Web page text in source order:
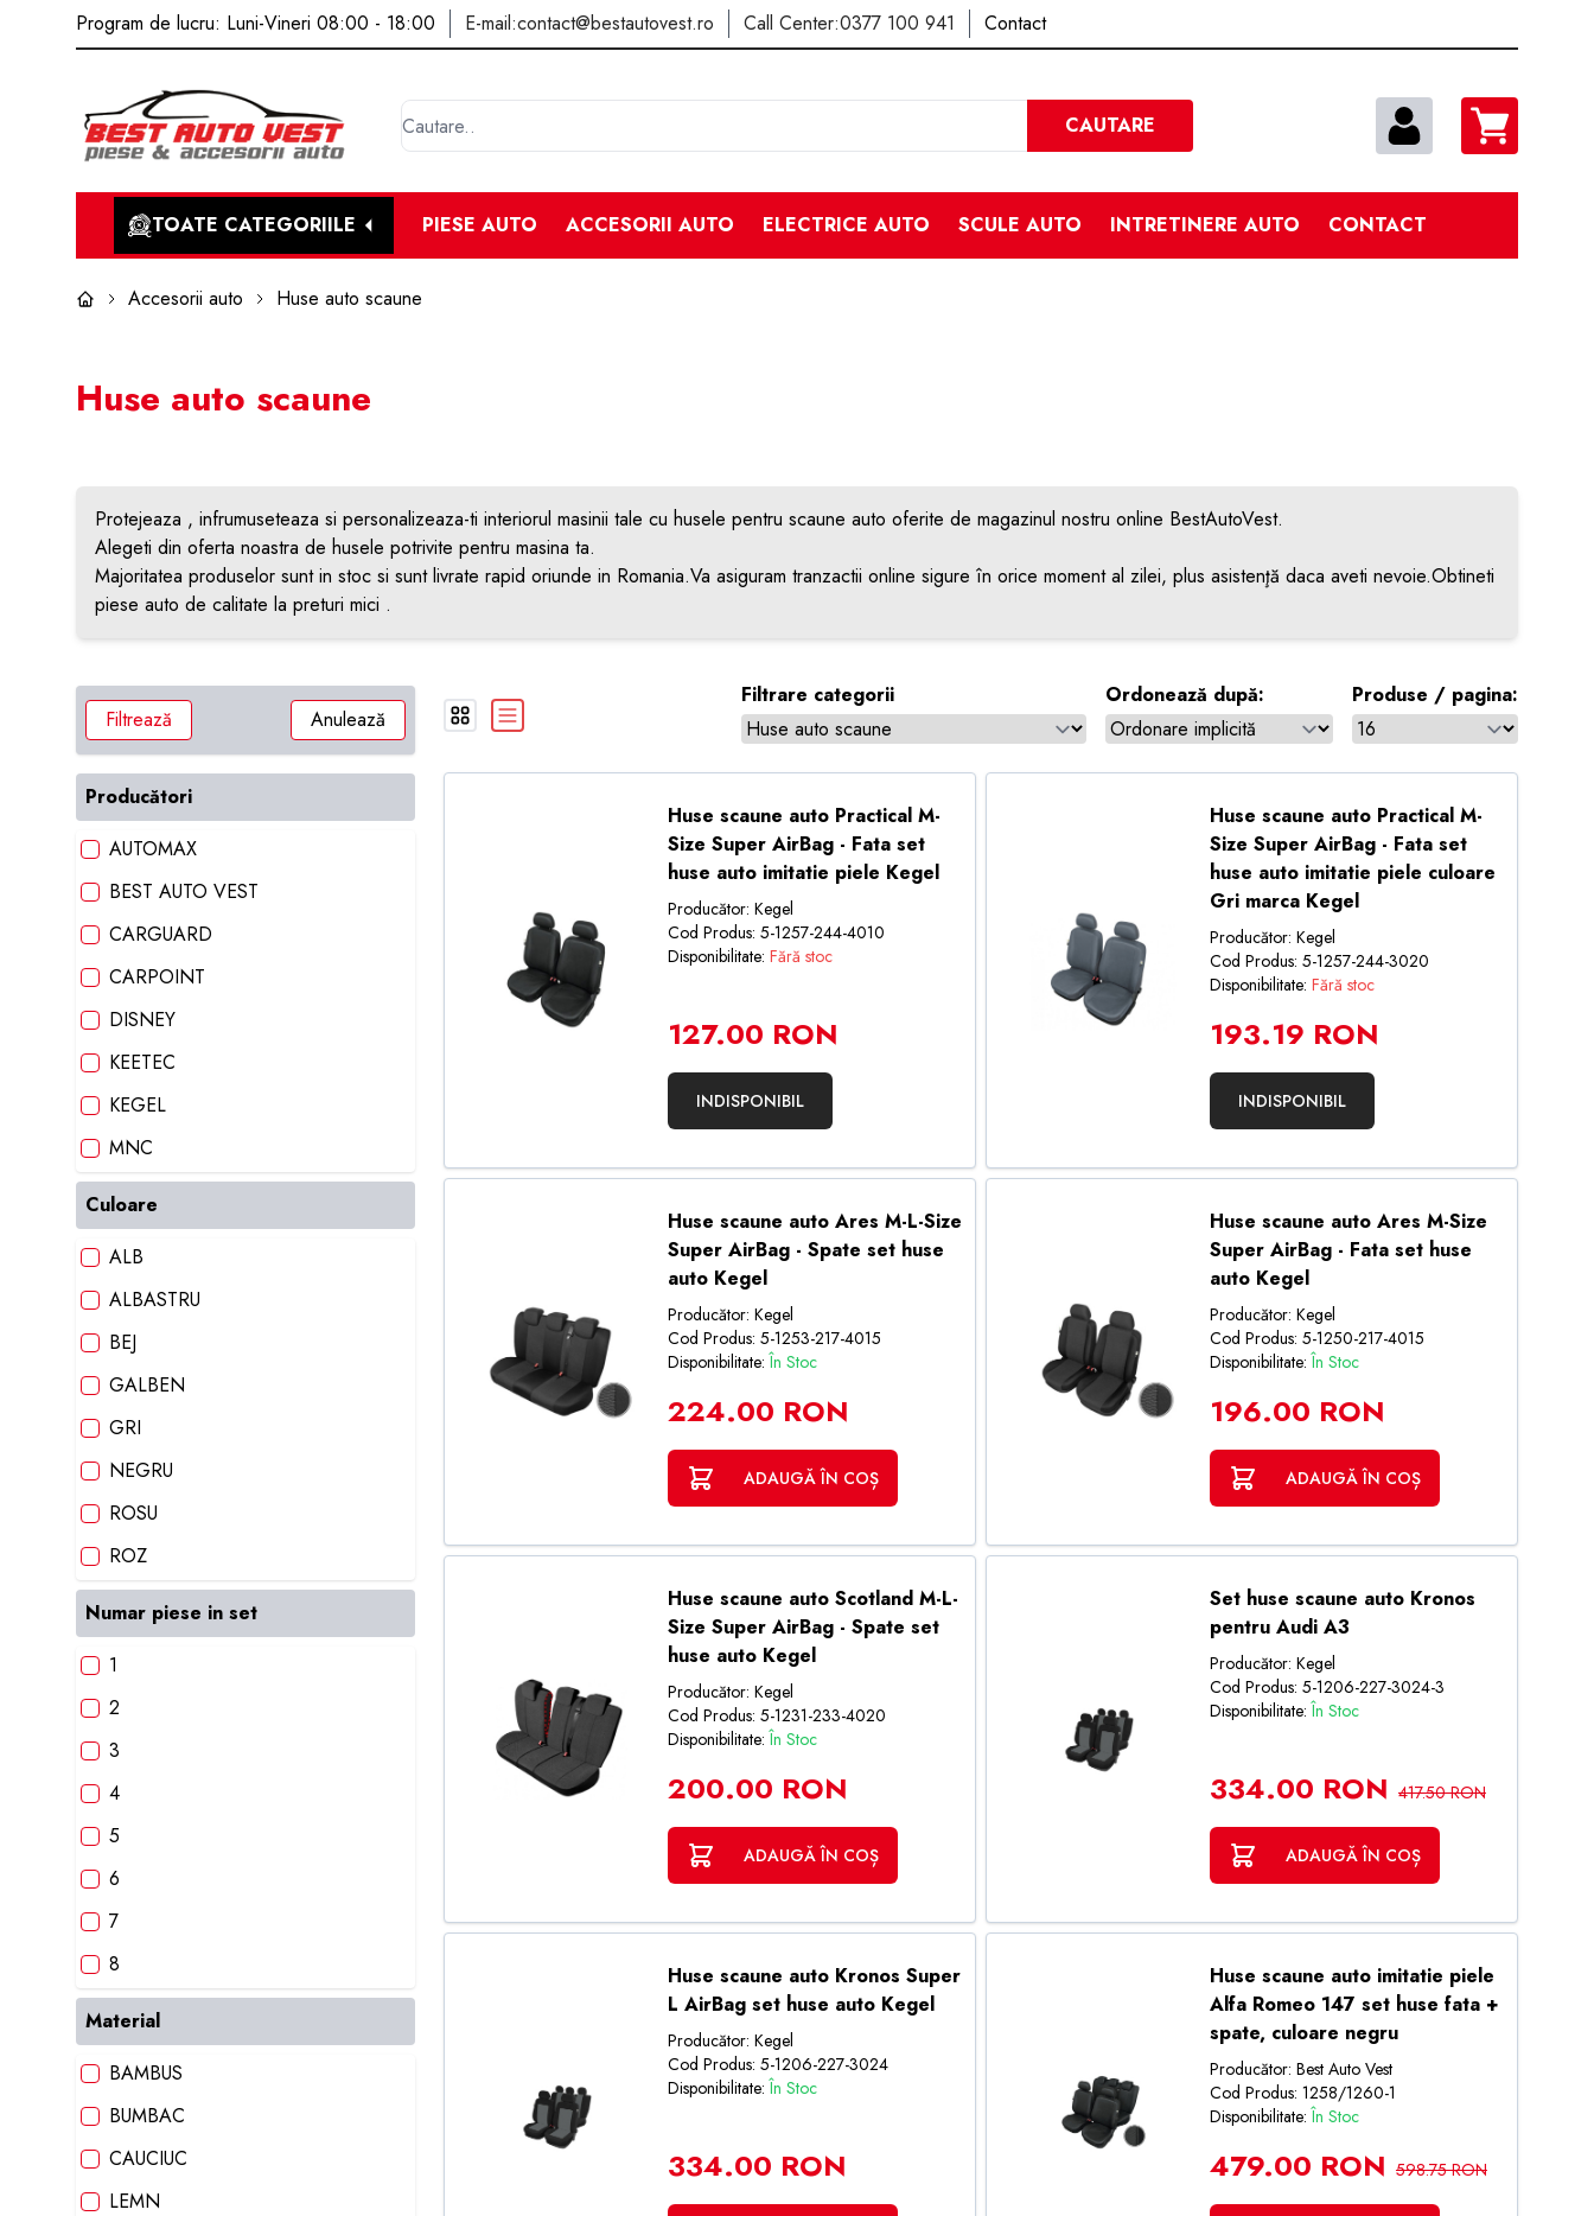
Program de lucru: Luni-Vineri 08:00 - 18:00 E-mail:contact@bestautovest.ro Call Center:0377 100 941 Contact
Cautare
CAUTARE
TOATE CATEGORIILE PIESE AUTO ACCESORII AUTO ELECTRICE AUTO SCULE AUTO INTRETINERE AUTO CONTACT
Accesorii auto Huse auto scaune
Huse auto scaune
Protejeaza , infrumuseteaza si personalizeaza-ti interiorul masinii tale cu husele pentru scaune auto oferite de magazinul nostru online BestAutoVest.
Alegeti din oferta noastra de husele potrivite pentru masina ta.
Majoritatea produselor sunt in stoc si sunt livrate rapid oriunde in Romania.Va asiguram tranzactii online sigure în orice moment al zilei, plus asistenţă daca aveti nevoie.Obtineti
piese auto de calitate la preturi mici .
Filtrează Anulează
Producători
AUTOMAX
BEST AUTO VEST
CARGUARD
CARPOINT
DISNEY
KEETEC
KEGEL
MNC
ROUTE 66
STREETWIZE
Culoare
ALB
ALBASTRU
BEJ
GALBEN
GRI
NEGRU
ROSU
ROZ
VERDE
Numar piese in set
1
2
3
4
5
6
7
8
9
10
Material
BAMBUS
BUMBAC
CAUCIUC
LEMN
Filtrare categorii Ordonează după: Produse / pagina:
Huse scaune auto Practical M-
Size Super AirBag - Fata set
huse auto imitatie piele Kegel
Producător: Kegel
Cod Produs: 5-1257-244-4010
Disponibilitate: Fără stoc
127.00 RON
INDISPONIBIL
Huse scaune auto Practical M-
Size Super AirBag - Fata set
huse auto imitatie piele culoare
Gri marca Kegel
Producător: Kegel
Cod Produs: 5-1257-244-3020
Disponibilitate: Fără stoc
193.19 RON
INDISPONIBIL
Huse scaune auto Ares M-L-Size
Super AirBag - Spate set huse
auto Kegel
Producător: Kegel
Cod Produs: 5-1253-217-4015
Disponibilitate:În Stoc
224.00 RON
ADAUGĂ ÎN COȘ
Huse scaune auto Ares M-Size
Super AirBag - Fata set huse
auto Kegel
Producător: Kegel
Cod Produs: 5-1250-217-4015
Disponibilitate:În Stoc
196.00 RON
ADAUGĂ ÎN COȘ
Huse scaune auto Scotland M-L-
Size Super AirBag - Spate set
huse auto Kegel
Producător: Kegel
Cod Produs: 5-1231-233-4020
Disponibilitate:În Stoc
200.00 RON
ADAUGĂ ÎN COȘ
Set huse scaune auto Kronos
pentru Audi A3
Producător: Kegel
Cod Produs: 5-1206-227-3024-3
Disponibilitate:În Stoc
334.00 RON 417.50 RON
ADAUGĂ ÎN COȘ
Huse scaune auto Kronos Super
L AirBag set huse auto Kegel
Producător: Kegel
Cod Produs: 5-1206-227-3024
Disponibilitate:În Stoc
334.00 RON
Huse scaune auto imitatie piele
Alfa Romeo 147 set huse fata +
spate, culoare negru
Producător: Best Auto Vest
Cod Produs: 1258/1260-1
Disponibilitate:În Stoc
479.00 RON 598.75 RON